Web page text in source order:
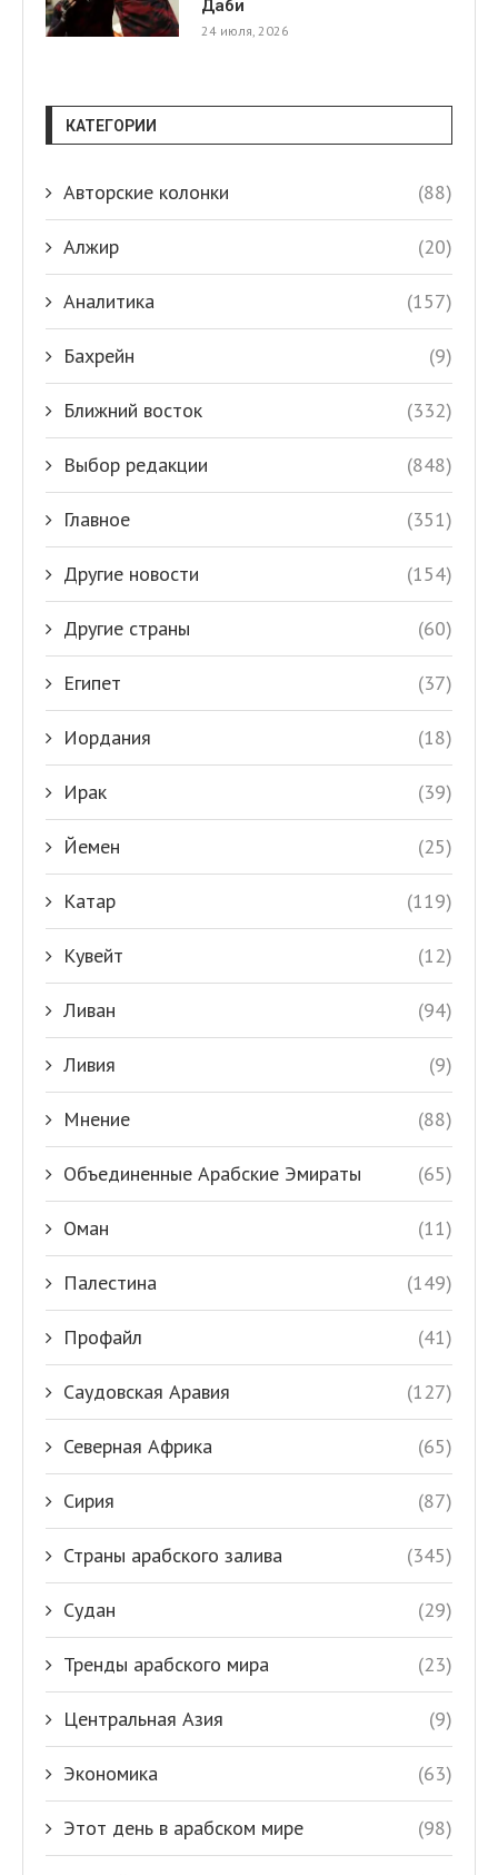
Даби
24 июля, 2026
КАТЕГОРИИ
Авторские колонки (88)
Алжир (20)
Аналитика (157)
Бахрейн (9)
Ближний восток (332)
Выбор редакции (848)
Главное (351)
Другие новости (154)
Другие страны (60)
Египет (37)
Иордания (18)
Ирак (39)
Йемен (25)
Катар (119)
Кувейт (12)
Ливан (94)
Ливия (9)
Мнение (88)
Объединенные Арабские Эмираты (65)
Оман (11)
Палестина (149)
Профайл (41)
Саудовская Аравия (127)
Северная Африка (65)
Сирия (87)
Страны арабского залива (345)
Судан (29)
Тренды арабского мира (23)
Центральная Азия (9)
Экономика (63)
Этот день в арабском мире (98)